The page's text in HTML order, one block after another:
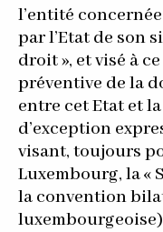
l’entité
par l’Etat de son
droit », et visé à
préventive de la
entre cet Etat et
d’exception
visant, toujours
Luxembourg, la «
la convention